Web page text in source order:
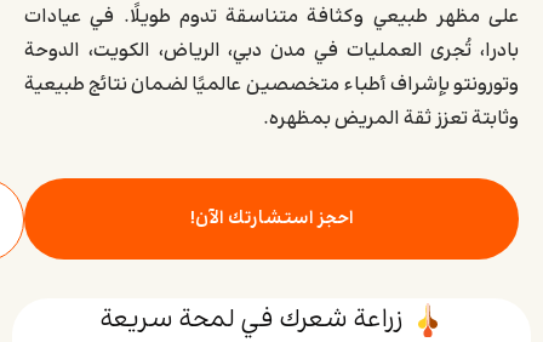
على مظهر طبيعي وكثافة متناسقة تدوم طويلًا. في عيادات
بادرا، تُجرى العمليات في مدن دبي، الرياض، الكويت، الدوحة
وتورونتو بإشراف أطباء متخصصين عالميًا لضمان نتائج طبيعية
وثابتة تعزز ثقة المريض بمظهره.
احجز استشارتك الآن!
زراعة شعرك في لمحة سريعة